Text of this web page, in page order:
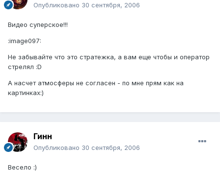
Опубликовано 30 сентября, 2006
Видео суперское!!!
:image097:
Не забывайте что это стратежка, а вам еще чтобы и оператор
стрелял :D
А насчет атмосферы не согласен - по мне прям как на
картинках:)
Гинн
Опубликовано 30 сентября, 2006
Весело :)